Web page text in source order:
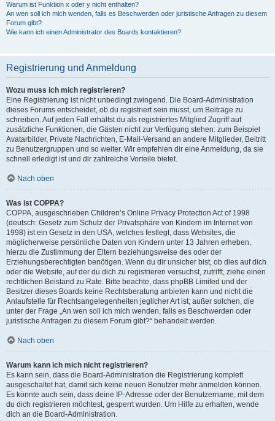
Warum ist Funktion x oder y nicht enthalten?
An wen soll ich mich wenden, falls es Beschwerden oder juristische Anfragen zu diesem
Forum gibt?
Wie kann ich einen Administrator des Boards kontaktieren?
Registrierung und Anmeldung
Wozu muss ich mich registrieren?
Eine Registrierung ist nicht unbedingt zwingend. Die Board-Administration
dieses Forums entscheidet, ob du registriert sein musst, um Beiträge zu
schreiben. Auf jeden Fall erhältst du als registriertes Mitglied Zugriff auf
zusätzliche Funktionen, die Gästen nicht zur Verfügung stehen: zum Beispiel
Avatarbilder, Private Nachrichten, E-Mail-Versand an andere Mitglieder, Beitritt
zu Benutzergruppen und so weiter. Wir empfehlen dir eine Anmeldung, da sie
schnell erledigt ist und dir zahlreiche Vorteile bietet.
Nach oben
Was ist COPPA?
COPPA, ausgeschrieben Children’s Online Privacy Protection Act of 1998
(deutsch: Gesetz zum Schutz der Privatsphäre von Kindern im Internet von
1998) ist ein Gesetz in den USA, welches festlegt, dass Websites, die
möglicherweise persönliche Daten von Kindern unter 13 Jahren erheben,
hierzu die Zustimmung der Eltern beziehungsweise des oder der
Erziehungsberechtigten benötigen. Wenn du dir unsicher bist, ob dies auf dich
oder die Website, auf der du dich zu registrieren versuchst, zutrifft, ziehe einen
rechtlichen Beistand zu Rate. Bitte beachte, dass phpBB Limited und der
Besitzer dieses Boards keine Rechtsberatung anbieten kann und nicht die
Anlaufstelle für Rechtsangelegenheiten jeglicher Art ist; außer solchen, die
unter der Frage „An wen soll ich mich wenden, falls es Beschwerden oder
juristische Anfragen zu diesem Forum gibt?“ behandelt werden.
Nach oben
Warum kann ich mich nicht registrieren?
Es kann sein, dass die Board-Administration die Registrierung komplett
ausgeschaltet hat, damit sich keine neuen Benutzer mehr anmelden können.
Es könnte auch sein, dass deine IP-Adresse oder der Benutzername, mit dem
du dich registrieren möchtest, gesperrt wurden. Um Hilfe zu erhalten, wende
dich an die Board-Administration.